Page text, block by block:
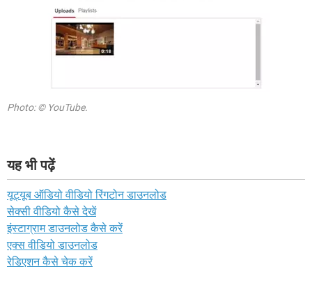
Photo: © YouTube.
यह भी पढ़ें
यूट्यूब ऑडियो वीडियो रिंगटोन डाउनलोड
सेक्सी वीडियो कैसे देखें
इंस्टाग्राम डाउनलोड कैसे करें
एक्स वीडियो डाउनलोड
रेडिएशन कैसे चेक करें